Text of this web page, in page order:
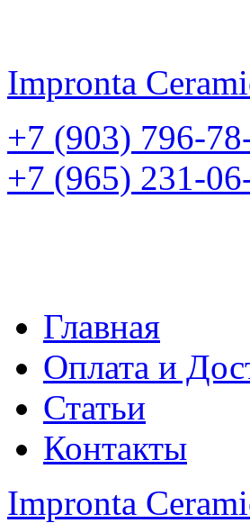
Impronta
+7 (903) 796-
+7 (965) 231-
Главная
Оплата и
Статьи
Контакты
Impronta